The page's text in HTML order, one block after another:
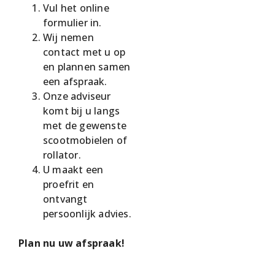
Vul het online
formulier in.
Wij nemen
contact met u op
en plannen samen
een afspraak.
Onze adviseur
komt bij u langs
met de gewenste
scootmobielen of
rollator.
U maakt een
proefrit en
ontvangt
persoonlijk advies.
Plan nu uw afspraak!